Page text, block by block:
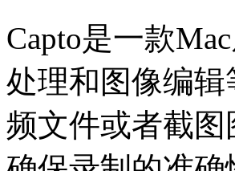
Capto是一款
处理和图像编
频文件或者截